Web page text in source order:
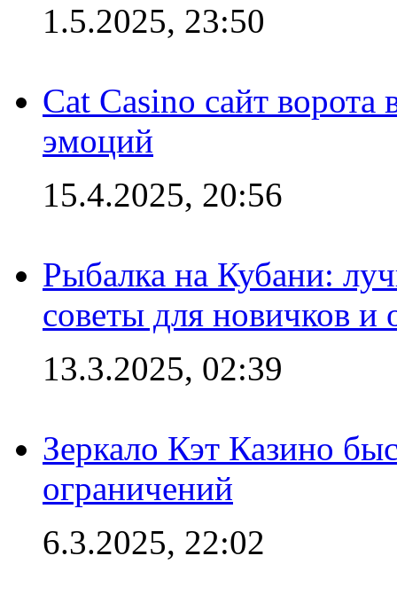
1.5.2025, 23:50
Cat Casino сайт
эмоций
15.4.2025, 20:56
Рыбалка на Кубани:
советы для новичков
13.3.2025, 02:39
Зеркало Кэт Казино
ограничений
6.3.2025, 22:02